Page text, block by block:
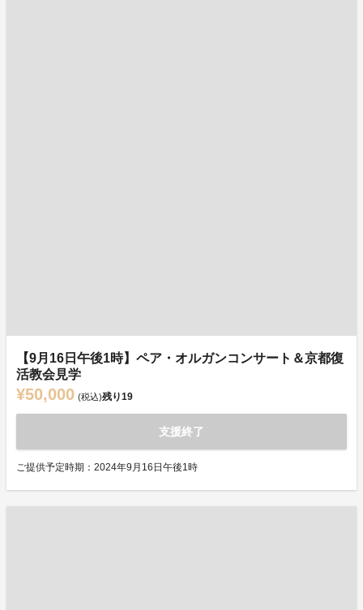
【9月16日午後1時】ペア・オルガンコンサート＆京都復
活教会見学
¥50,000 (税込)残り19
支援終了
ご提供予定時期：2024年9月16日午後1時